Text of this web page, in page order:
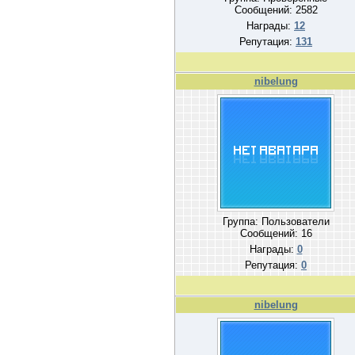
Сообщений: 2582
Награды: 12
Репутация: 131
nibelung
Группа: Пользователи
Сообщений: 16
Награды: 0
Репутация: 0
nibelung